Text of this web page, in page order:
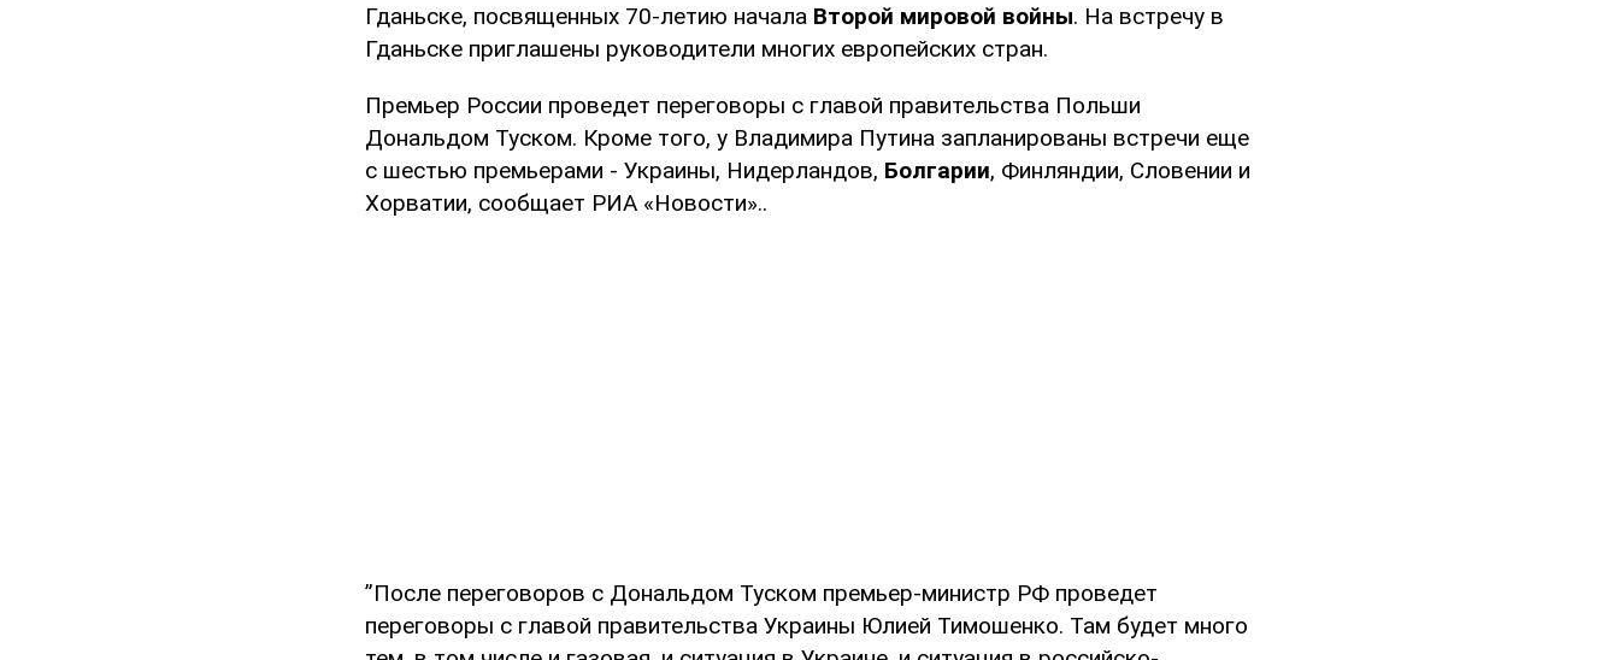
Гданьске, посвященных 70-летию начала Второй мировой войны. На встречу в
Гданьске приглашены руководители многих европейских стран.
Премьер России проведет переговоры с главой правительства Польши
Дональдом Туском. Кроме того, у Владимира Путина запланированы встречи еще
с шестью премьерами - Украины, Нидерландов, Болгарии, Финляндии, Словении и
Хорватии, сообщает РИА «Новости»..
”После переговоров с Дональдом Туском премьер-министр РФ проведет
переговоры с главой правительства Украины Юлией Тимошенко. Там будет много